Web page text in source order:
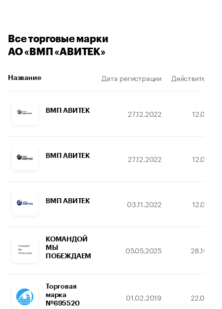
Все торговые марки
АО «ВМП «АВИТЕК»
Название Дата регистрации Действителен
ВМП АВИТЕК 27.12.2022
ВМП АВИТЕК 27.12.2022
ВМП АВИТЕК 03.11.2022
КОМАНДОЙ
МЫ
ПОБЕЖДАЕМ
05.05.2025
Торговая
марка
№695520
01.02.2019